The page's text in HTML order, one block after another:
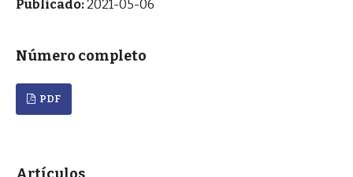
Publicado: 2021-05-06
Número completo
PDF